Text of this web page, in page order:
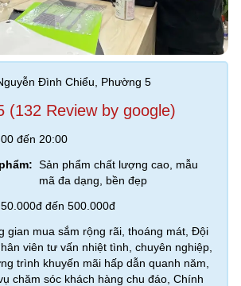
Đình Chiểu, Phường 5
(132 Review by google)
đến 20:00
Sản phẩm chất lượng cao, mẫu
mã đa dạng, bền đẹp
đến 500.000đ
gian mua sắm rộng rãi, thoáng mát, Đội
viên tư vấn nhiệt tình, chuyên nghiệp,
trình khuyến mãi hấp dẫn quanh năm,
chăm sóc khách hàng chu đáo, Chính